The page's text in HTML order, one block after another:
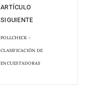
ARTÍCULO
SIGUIENTE
POLLCHECK -
CLASIFICACIÓN DE
ENCUESTADORAS